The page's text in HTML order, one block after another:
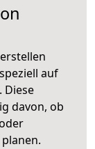
auf
Diese
davon, ob